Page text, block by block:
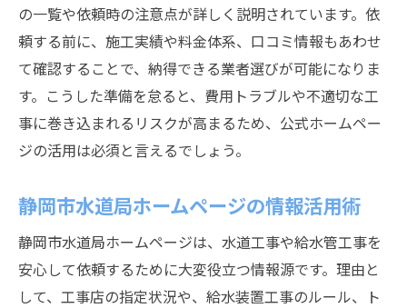
の一覧や依頼時の注意点が詳しく説明されています。依
頼する前に、施工実績や料金体系、口コミ情報もあわせ
て確認することで、納得できる業者選びが可能になりま
す。こうした準備を怠ると、費用トラブルや不適切な工
事に巻き込まれるリスクが高まるため、公式ホームペー
ジの活用は必須と言えるでしょう。
静岡市水道局ホームページの情報活用術
静岡市水道局ホームページは、水道工事や給水管工事を
安心して依頼するために大変役立つ情報源です。理由と
して、工事店の指定状況や、給水装置工事のルール、ト